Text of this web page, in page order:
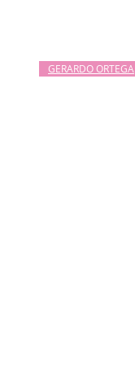
GERARDO ORTEGA